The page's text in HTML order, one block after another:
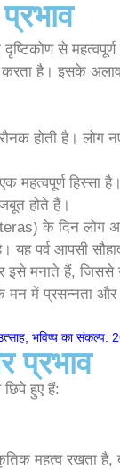
से
है। इसके
होती है। लोग
हिस्सा
होते हैं।
के दिन लोग
पर्व आपसी
इसे मनाते हैं,
में प्रसन्नता और
भविष्य का संकल्प:
प्रभाव
हुए हैं:
महत्व रखता है,